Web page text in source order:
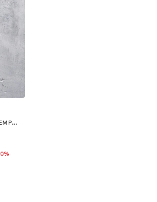
Colgante 'JESUS CHRIST. REDEMPTION'